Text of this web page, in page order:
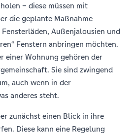
– diese müssen mit
die geplante Maßnahme
Außenjalousien und
Fenstern anbringen möchten.
einer Wohnung gehören der
Sie sind zwingend
auch wenn in der
anderes steht.
zunächst einen Blick in ihre
Diese kann eine Regelung